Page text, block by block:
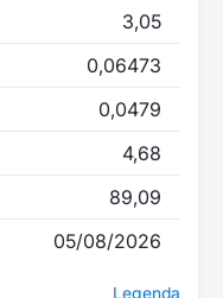
3,05
0,06473
0,0479
4,68
89,09
05/08/2026
Legenda